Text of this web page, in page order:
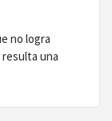
no logra
una